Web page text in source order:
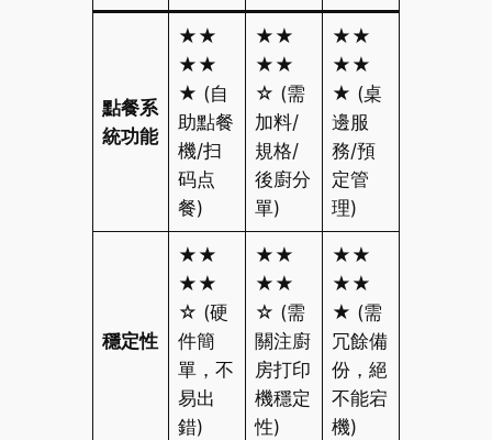
點餐系
統功能
★★
★★
★ (自
助點餐
機/扫
码点
餐)
★★
★★
☆ (需
加料/
規格/
後廚分
單)
★★
★★
★ (桌
邊服
務/預
定管
理)
穩定性
★★
★★
☆ (硬
件簡
單，不
易出
錯)
★★
★★
☆ (需
關注廚
房打印
機穩定
性)
★★
★★
★ (需
冗餘備
份，絕
不能宕
機)